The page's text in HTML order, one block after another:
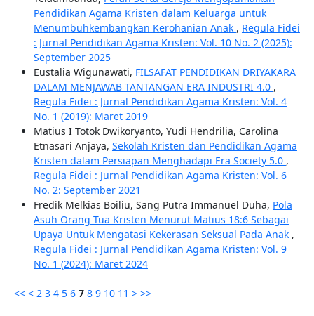
Pendidikan Agama Kristen dalam Keluarga untuk
Menumbuhkembangkan Kerohanian Anak , Regula Fidei
: Jurnal Pendidikan Agama Kristen: Vol. 10 No. 2 (2025):
September 2025
Eustalia Wigunawati, FILSAFAT PENDIDIKAN DRIYAKARA
DALAM MENJAWAB TANTANGAN ERA INDUSTRI 4.0 ,
Regula Fidei : Jurnal Pendidikan Agama Kristen: Vol. 4
No. 1 (2019): Maret 2019
Matius I Totok Dwikoryanto, Yudi Hendrilia, Carolina
Etnasari Anjaya, Sekolah Kristen dan Pendidikan Agama
Kristen dalam Persiapan Menghadapi Era Society 5.0 ,
Regula Fidei : Jurnal Pendidikan Agama Kristen: Vol. 6
No. 2: September 2021
Fredik Melkias Boiliu, Sang Putra Immanuel Duha, Pola
Asuh Orang Tua Kristen Menurut Matius 18:6 Sebagai
Upaya Untuk Mengatasi Kekerasan Seksual Pada Anak ,
Regula Fidei : Jurnal Pendidikan Agama Kristen: Vol. 9
No. 1 (2024): Maret 2024
<< < 2 3 4 5 6 7 8 9 10 11 > >>